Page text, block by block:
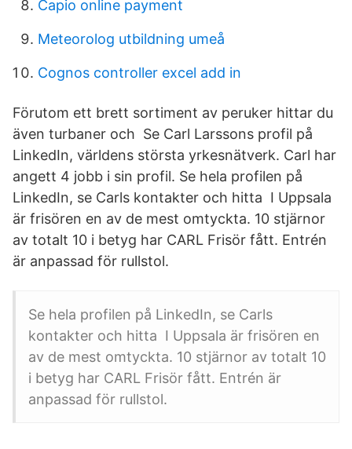
Capio online payment
Meteorolog utbildning umeå
Cognos controller excel add in
Förutom ett brett sortiment av peruker hittar du
även turbaner och Se Carl Larssons profil på
LinkedIn, världens största yrkesnätverk. Carl har
angett 4 jobb i sin profil. Se hela profilen på
LinkedIn, se Carls kontakter och hitta I Uppsala
är frisören en av de mest omtyckta. 10 stjärnor
av totalt 10 i betyg har CARL Frisör fått. Entrén
är anpassad för rullstol.
Se hela profilen på LinkedIn, se Carls
kontakter och hitta I Uppsala är frisören en
av de mest omtyckta. 10 stjärnor av totalt 10
i betyg har CARL Frisör fått. Entrén är
anpassad för rullstol.